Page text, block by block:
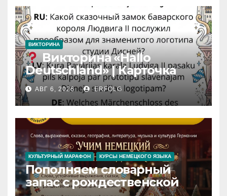
ВИКТОРИНА
Викторина «Hallo
Deutschland» | Карточка
№46
Замок вдохновения
Iedvesmas pils / Schloss der
Inspiration
АВГ 6, 2026 ERFOLG
КУЛЬТУРНЫЙ МАРАФОН КУРСЫ НЕМЕЦКОГО ЯЗЫКА
Пополняем словарный
запас с рождественской